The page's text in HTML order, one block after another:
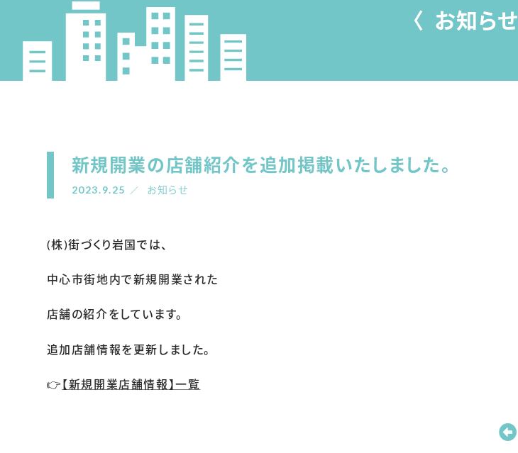
お知らせ
新規開業の店舗紹介を追加掲載いたしました。
2023.9.25 お知らせ
(株)街づくり岩国では、
中心市街地内で新規開業された
店舗の紹介をしています。
追加店舗情報を更新しました。
👉 【新規開業店舗情報】一覧